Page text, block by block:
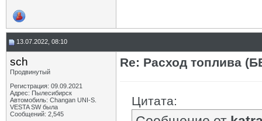
13.07.2022, 08:10
sch
Продвинутый
Регистрация: 09.09.2021
Адрес: Пылесибирск
Автомобиль: Changan UNI-S.
VESTA SW была
Сообщений: 2,545
Re: Расход топлива
Цитата: